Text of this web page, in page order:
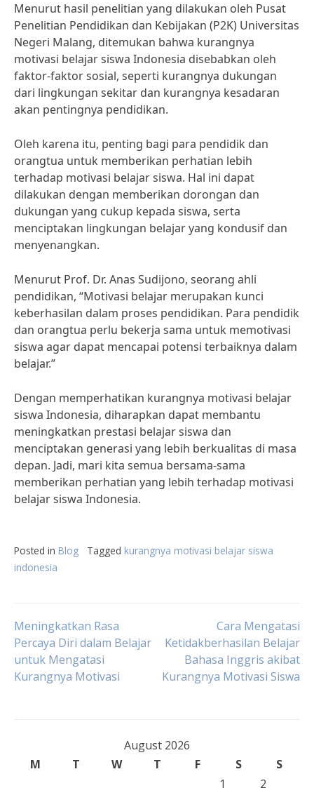
Menurut hasil penelitian yang dilakukan oleh Pusat
Penelitian Pendidikan dan Kebijakan (P2K) Universitas
Negeri Malang, ditemukan bahwa kurangnya
motivasi belajar siswa Indonesia disebabkan oleh
faktor-faktor sosial, seperti kurangnya dukungan
dari lingkungan sekitar dan kurangnya kesadaran
akan pentingnya pendidikan.
Oleh karena itu, penting bagi para pendidik dan
orangtua untuk memberikan perhatian lebih
terhadap motivasi belajar siswa. Hal ini dapat
dilakukan dengan memberikan dorongan dan
dukungan yang cukup kepada siswa, serta
menciptakan lingkungan belajar yang kondusif dan
menyenangkan.
Menurut Prof. Dr. Anas Sudijono, seorang ahli
pendidikan, “Motivasi belajar merupakan kunci
keberhasilan dalam proses pendidikan. Para pendidik
dan orangtua perlu bekerja sama untuk memotivasi
siswa agar dapat mencapai potensi terbaiknya dalam
belajar.”
Dengan memperhatikan kurangnya motivasi belajar
siswa Indonesia, diharapkan dapat membantu
meningkatkan prestasi belajar siswa dan
menciptakan generasi yang lebih berkualitas di masa
depan. Jadi, mari kita semua bersama-sama
memberikan perhatian yang lebih terhadap motivasi
belajar siswa Indonesia.
Posted in Blog Tagged kurangnya motivasi belajar siswa
indonesia
Post
navigation
Meningkatkan Rasa
Percaya Diri dalam Belajar
untuk Mengatasi
Kurangnya Motivasi
Cara Mengatasi
Ketidakberhasilan Belajar
Bahasa Inggris akibat
Kurangnya Motivasi Siswa
August 2026
M
T W T F S
S
1
2